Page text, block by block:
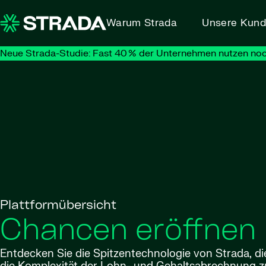
Warum Strada Unsere
Neue Strada-Studie: Fast 40 % der Unternehmen nutzen
Plattformübersicht
Chancen eröffnen
Entdecken Sie die Spitzentechnologie von Strada,